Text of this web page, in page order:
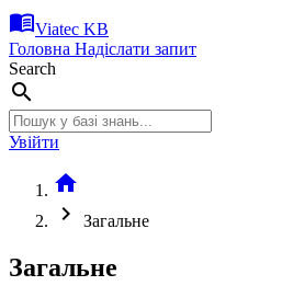
menu_bookViatec KB
Головна Надіслати запит
Search
search
Увійти
home
chevron_right
Загальне
Загальне